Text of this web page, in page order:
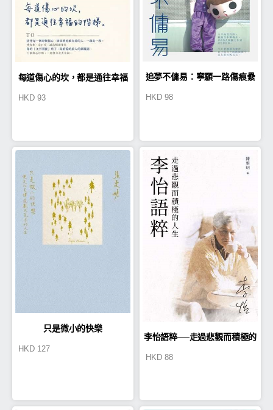
每道傷心的坎，都是通往幸福
HKD 93
追夢不傭易：寧願一路傷痕纍
HKD 98
只是微小的快樂
HKD 127
李怡語粹──走過悲觀而積極的
HKD 88